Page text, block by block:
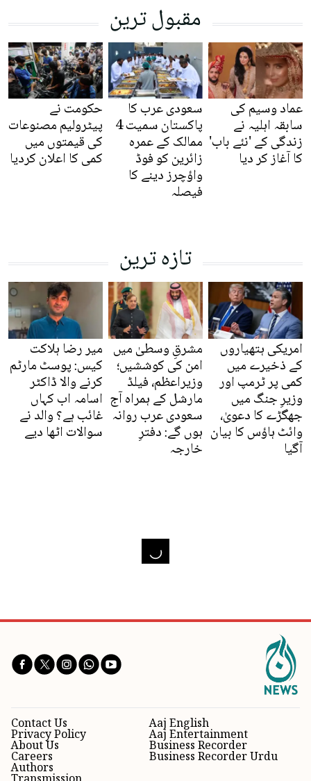
مقبول ترین
عماد وسیم کی
سابقہ اہلیہ نے
زندگی کے 'نئے باب'
کا آغاز کر دیا
سعودی عرب کا
پاکستان سمیت 4
ممالک کے عمرہ
زائرین کو فوڈ
واؤچرز دینے کا
فیصلہ
حکومت نے
پیٹرولیم مصنوعات
کی قیمتوں میں
کمی کا اعلان کردیا
تازہ ترین
امریکی ہتھیاروں
کے ذخیرے میں
کمی پر ٹرمپ اور
وزیرِ جنگ میں
جھگڑے کا دعویٰ،
وائٹ ہاؤس کا بیان
آگیا
مشرقِ وسطیٰ میں
امن کی کوششیں؛
وزیراعظم، فیلڈ
مارشل کے ہمراہ آج
سعودی عرب روانہ
ہوں گے: دفترِ
خارجہ
میر رضا ہلاکت
کیس: پوسٹ مارٹم
کرنے والا ڈاکٹر
اسامہ اب کہاں
غائب ہے؟ والد نے
سوالات اٹھا دیے
Aaj English
Aaj Entertainment
Business Recorder
Business Recorder Urdu
Contact Us
Privacy Policy
About Us
Careers
Authors